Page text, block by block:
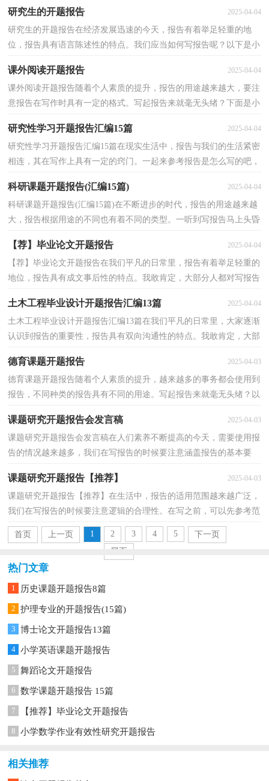
研究生的开题报告 2025-04-04
研究生的开题报告在经济发展迅速的今天，报告有着举足轻重的地
位，报告具有语言陈述性的特点。我们应当如何写报告呢？以下是小
课外阅读开题报告 2025-04-04
课外阅读开题报告随着个人素质的提升，报告的用途越来越大，要注
意报告在写作时具有一定的格式。写起报告来就毫无头绪？下面是小
研究性学习开题报告汇编15篇 2025-04-04
研究性学习开题报告汇编15篇在现实生活中，报告与我们的生活紧密
相连，其在写作上具有一定的窍门。一起来参考报告是怎么写的吧，
科研课题开题报告(汇编15篇) 2025-04-04
科研课题开题报告(汇编15篇)在不断进步的时代，报告的用途越来越
大，报告根据用途的不同也有着不同的类型。一听到写报告马上头昏
【荐】毕业论文开题报告 2025-04-04
【荐】毕业论文开题报告在我们平凡的日常里，报告有着举足轻重的
地位，报告具有成文事后性的特点。我敢肯定，大部分人都对写报告
土木工程毕业设计开题报告汇编13篇 2025-04-04
土木工程毕业设计开题报告汇编13篇在我们平凡的日常里，大家逐渐
认识到报告的重要性，报告具有双向沟通性的特点。我敢肯定，大部
德育课题开题报告 2025-04-03
德育课题开题报告随着个人素质的提升，越来越多的事务都会使用到
报告，不同种类的报告具有不同的用途。写起报告来就毫无头绪？以
课题研究开题报告会发言稿 2025-04-03
课题研究开题报告会发言稿在人们素养不断提高的今天，需要使用报
告的情况越来越多，我们在写报告的时候要注意涵盖报告的基本要
课题研究开题报告【推荐】 2025-04-03
课题研究开题报告【推荐】在生活中，报告的适用范围越来越广泛，
我们在写报告的时候要注意逻辑的合理性。在写之前，可以先参考范
文，以下是小编整理的课题研究开题报告，欢迎阅读与收...
首页
上一页 1 2 3 4 5
下一页
尾页
热门文章
1 历史课题开题报告8篇
2 护理专业的开题报告(15篇)
3 博士论文开题报告13篇
4 小学英语课题开题报告
5 舞蹈论文开题报告
6 数学课题开题报告 15篇
7 【推荐】毕业论文开题报告
8 小学数学作业有效性研究开题报告
相关推荐